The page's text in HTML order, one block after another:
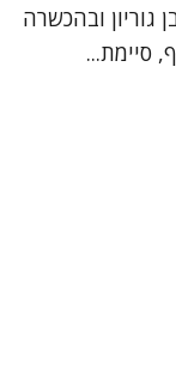
גוריון ובהכשרה
סיימת...